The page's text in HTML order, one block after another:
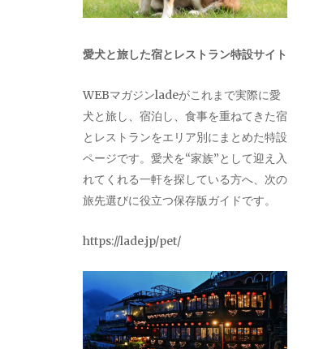
愛犬と旅した宿とレストラン特設サイト
WEBマガジンladeがこれまで実際に愛
犬と旅し、宿泊し、食事を重ねてきた宿
とレストランをエリア別にまとめた特設
ページです。愛犬を“家族”として迎え入
れてくれる一軒を探している方へ、次の
旅先選びに役立つ保存版ガイドです。
https://lade.jp/pet/